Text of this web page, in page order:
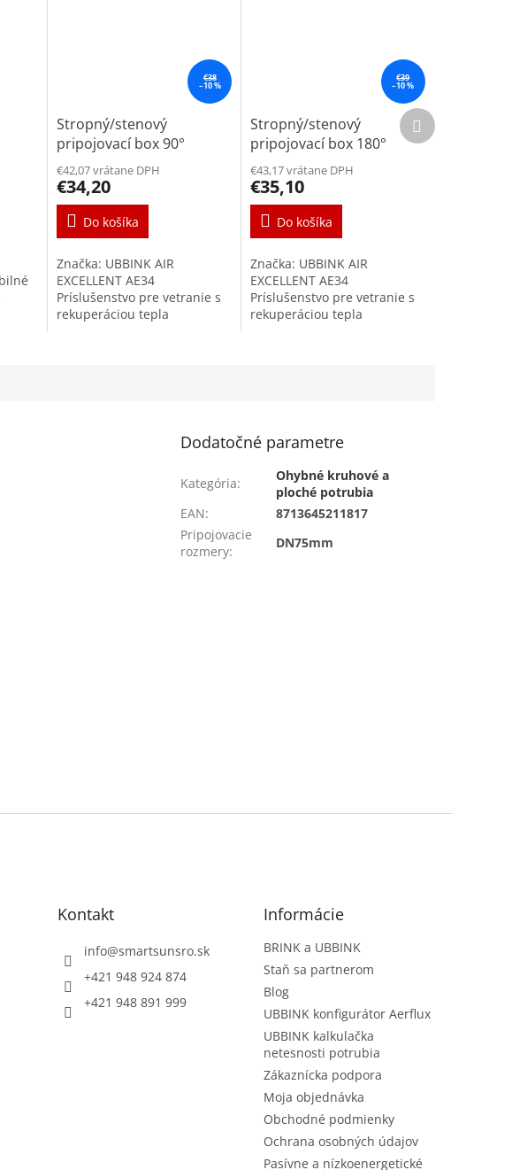
€38
–10 %
Stropný/stenový
pripojovací box 90°
DN75mm na ventil
125mm
€42,07 vrátane DPH
€34,20
Do košíka
Značka: UBBINK AIR
EXCELLENT AE34
Príslušenstvo pre vetranie s
rekuperáciou tepla
€39
–10 %
Stropný/stenový
pripojovací box 180°
DN75mm na ventil
125mm
€43,17 vrátane DPH
€35,10
Do košíka
Značka: UBBINK AIR
EXCELLENT AE34
Príslušenstvo pre vetranie s
rekuperáciou tepla
Ďalší
produkt
Dodatočné parametre
Kategória:
Ohybné kruhové a
ploché potrubia
EAN:
8713645211817
Pripojovacie
rozmery:
DN75mm
Kontakt
info@smartsunsro.sk
+421 948 924 874
+421 948 891 999
Informácie
BRINK a UBBINK
Staň sa partnerom
Blog
UBBINK konfigurátor Aerflux
UBBINK kalkulačka
netesnosti potrubia
Zákaznícka podpora
Moja objednávka
Obchodné podmienky
Ochrana osobných údajov
Pasívne a nízkoenergetické